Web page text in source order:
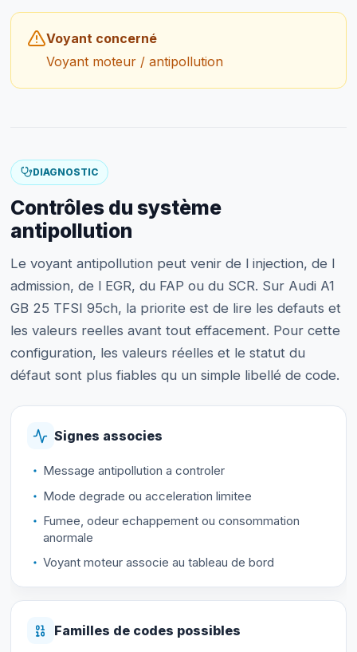
Voyant concerné
Voyant moteur / antipollution
DIAGNOSTIC
Contrôles du système
antipollution
Le voyant antipollution peut venir de l injection, de l
admission, de l EGR, du FAP ou du SCR. Sur Audi A1
GB 25 TFSI 95ch, la priorite est de lire les defauts et
les valeurs reelles avant tout effacement. Pour cette
configuration, les valeurs réelles et le statut du
défaut sont plus fiables qu un simple libellé de code.
Signes associes
Message antipollution a controler
Mode degrade ou acceleration limitee
Fumee, odeur echappement ou consommation
anormale
Voyant moteur associe au tableau de bord
Familles de codes possibles